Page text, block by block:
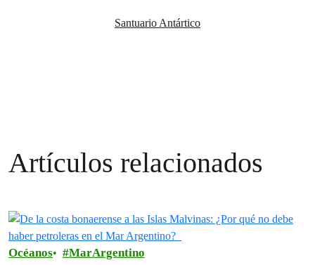
Santuario Antártico
Artículos relacionados
Océanos MarArgentino